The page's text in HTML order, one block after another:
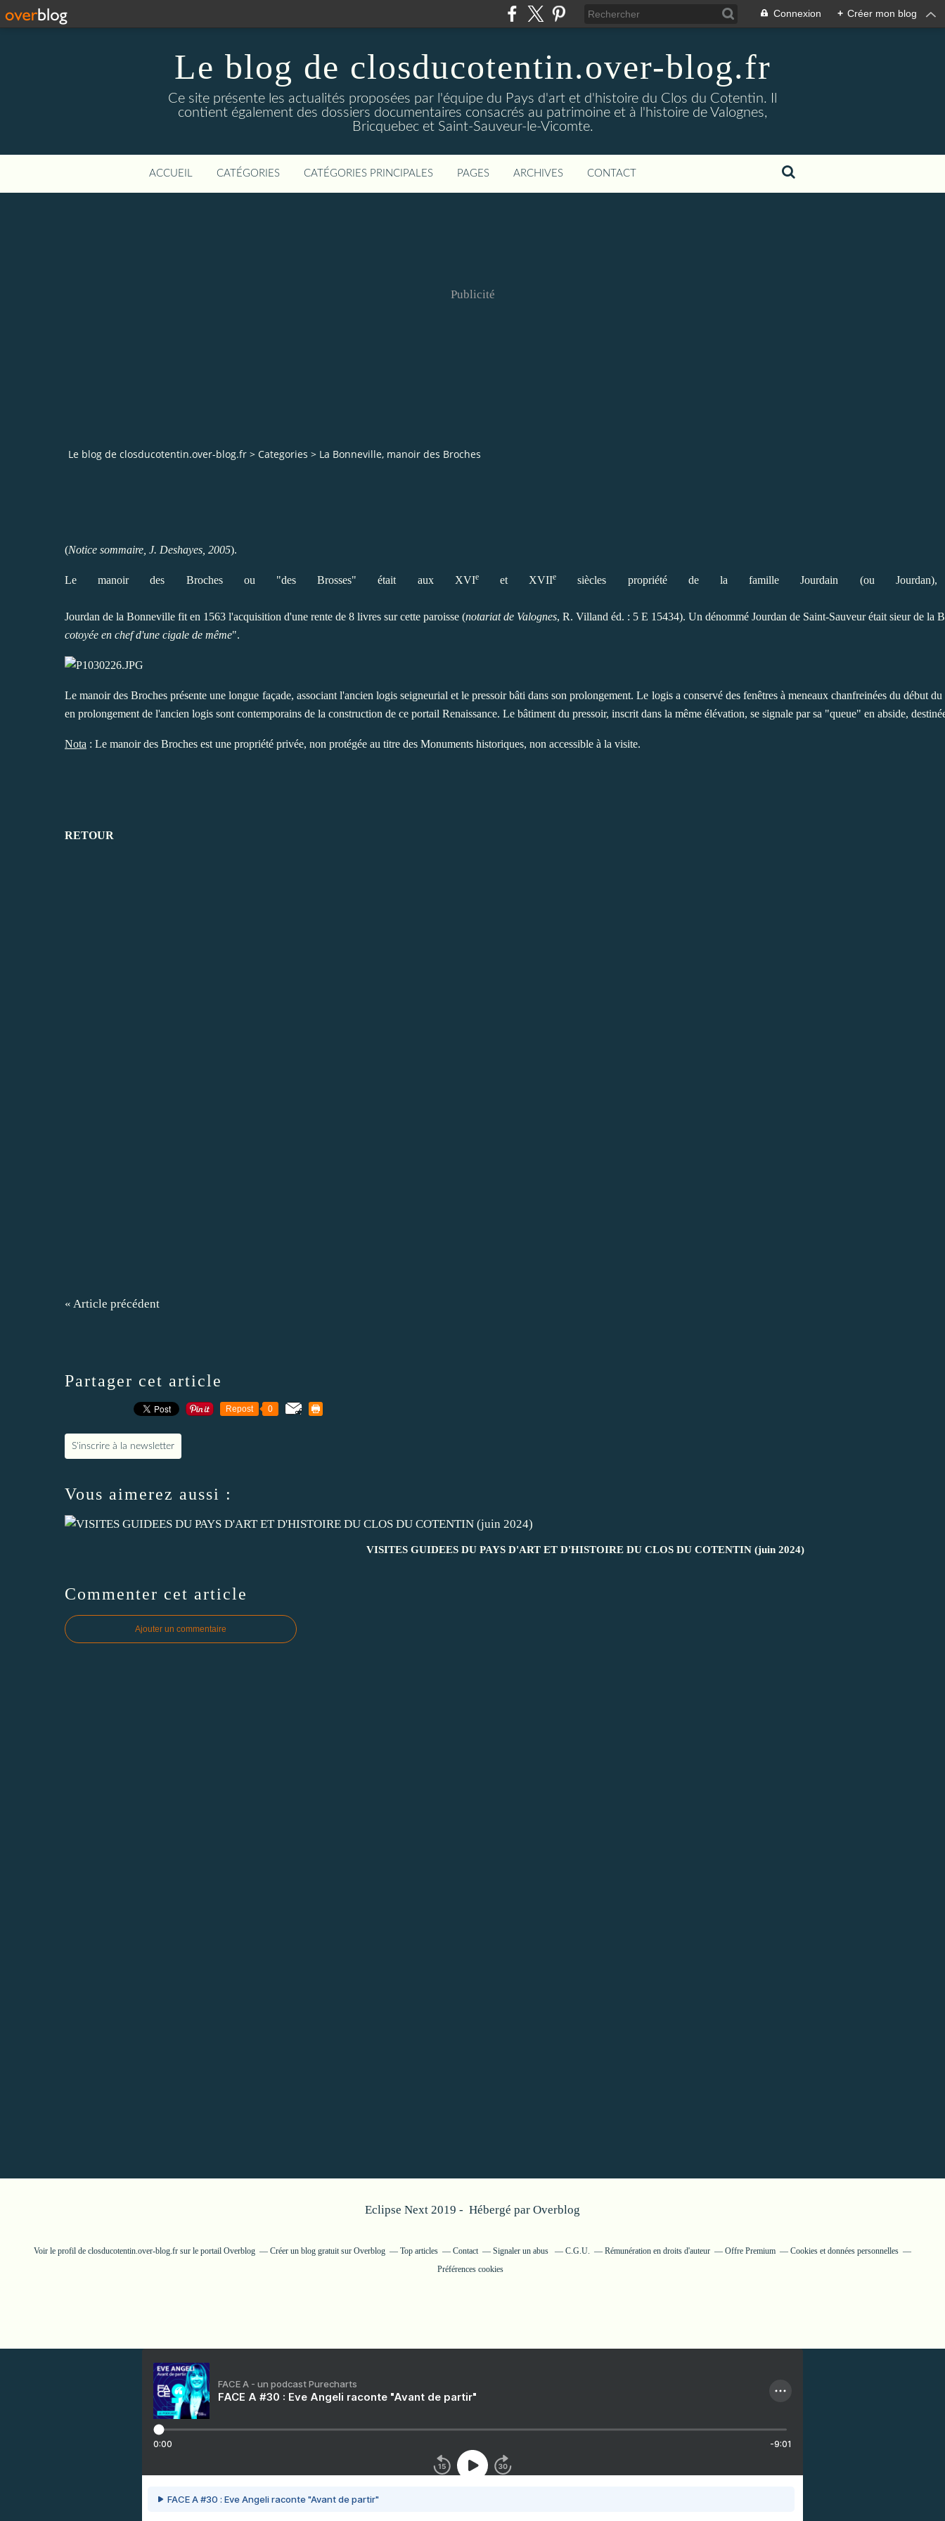
Connexion + Créer mon blog
Le blog de closducotentin.over-blog.fr
Ce site présente les actualités proposées par l'équipe du Pays d'art et d'histoire du Clos du Cotentin. Il
contient également des dossiers documentaires consacrés au patrimoine et à l'histoire de Valognes,
Bricquebec et Saint-Sauveur-le-Vicomte.
ACCUEIL CATÉGORIES CATÉGORIES PRINCIPALES PAGES ARCHIVES CONTACT
Publicité
Le blog de closducotentin.over-blog.fr > Categories > La Bonneville, manoir des Broches
(Notice sommaire, J. Deshayes, 2005).
Le manoir des Broches ou "des Brosses" était aux XVIeet XVIIe siècles propriété de la famille Jourdain (ou
Jourdan de la Bonneville fit en 1563 l'acquisition d'une rente de 8 livres sur cette paroisse (notariat de Valognes, R. Villand éd. : 5 E 15434). Un dénommé Jourdan de Saint-Sauveur était sieur de la
cotoyée en chef d'une cigale de même".
Le manoir des Broches présente une longue façade, associant l'ancien logis seigneurial et le pressoir bâti dans son prolongement. Le logis a conservé des fenêtres à meneaux chanfreinées du début
en prolongement de l'ancien logis sont contemporains de la construction de ce portail Renaissance. Le bâtiment du pressoir, inscrit dans la même élévation, se signale par sa "queue" en abside,
Nota : Le manoir des Broches est une propriété privée, non protégée au titre des Monuments historiques, non accessible à la visite.
RETOUR
« Article précédent
Partager cet article
Repost 0
S'inscrire à la newsletter
Vous aimerez aussi :
VISITES GUIDEES DU PAYS D'ART ET D'HISTOIRE DU CLOS DU COTENTIN (juin 2024)
Commenter cet article
Ajouter un commentaire
Eclipse Next 2019 - Hébergé par Overblog
Voir le profil de closducotentin.over-blog.fr sur le portail Overblog Créer un blog gratuit sur Overblog Top articles Contact Signaler un abus C.G.U. Rémunération en droits d'auteur Offre Premium
Cookies et données personnelles
Préférences cookies
FACE A - un podcast Purecharts
FACE A #30 : Eve Angeli raconte "Avant de partir"
0:00 -9:01
FACE A #30 : Eve Angeli raconte "Avant de partir"